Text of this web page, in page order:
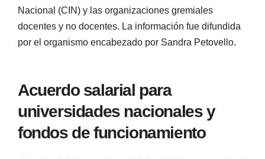
Nacional (CIN) y las organizaciones gremiales
docentes y no docentes. La información fue difundida
por el organismo encabezado por Sandra Petovello.
Acuerdo salarial para
universidades nacionales y
fondos de funcionamiento